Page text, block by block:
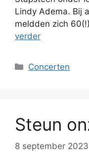
Lindy Adema. Bij
meldden zich
verder
Categorieën
Concerten
Steun
8 september 2023